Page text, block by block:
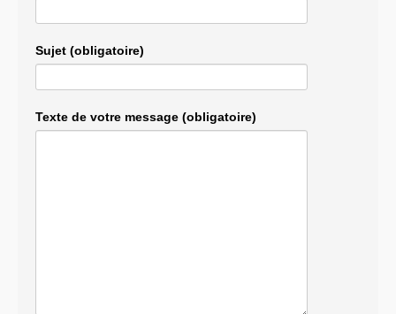
Sujet (obligatoire)
Texte de votre message (obligatoire)